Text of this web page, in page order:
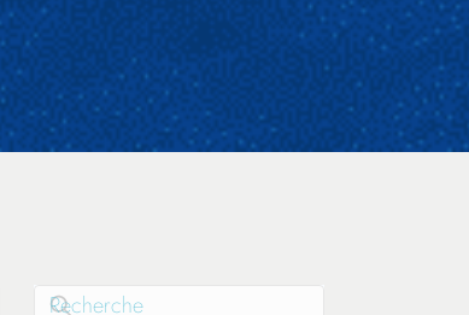
Il s'agit d'un champ de recherche auquel est associée une